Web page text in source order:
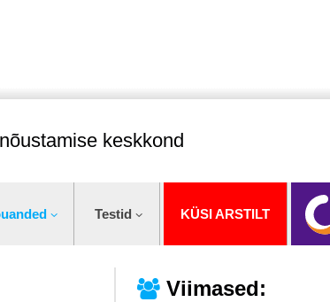
keskkond
Testid KÜSI ARSTILT
Viimased: